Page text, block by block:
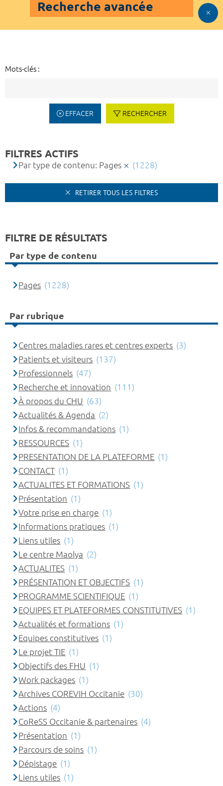
Recherche avancée
Mots-clés :
EFFACER RECHERCHER
FILTRES ACTIFS
Par type de contenu: Pages (1228)
RETIRER TOUS LES FILTRES
FILTRE DE RÉSULTATS
Par type de contenu
Pages (1228)
Par rubrique
Centres maladies rares et centres experts (3)
Patients et visiteurs (137)
Professionnels (47)
Recherche et innovation (111)
À propos du CHU (63)
Actualités & Agenda (2)
Infos & recommandations (1)
RESSOURCES (1)
PRESENTATION DE LA PLATEFORME (1)
CONTACT (1)
ACTUALITES ET FORMATIONS (1)
Présentation (1)
Votre prise en charge (1)
Informations pratiques (1)
Liens utiles (1)
Le centre Maolya (2)
ACTUALITES (1)
PRÉSENTATION ET OBJECTIFS (1)
PROGRAMME SCIENTIFIQUE (1)
EQUIPES ET PLATEFORMES CONSTITUTIVES (1)
Actualités et formations (1)
Equipes constitutives (1)
Le projet TIE (1)
Objectifs des FHU (1)
Work packages (1)
Archives COREVIH Occitanie (30)
Actions (4)
CoReSS Occitanie & partenaires (4)
Présentation (1)
Parcours de soins (1)
Dépistage (1)
Liens utiles (1)